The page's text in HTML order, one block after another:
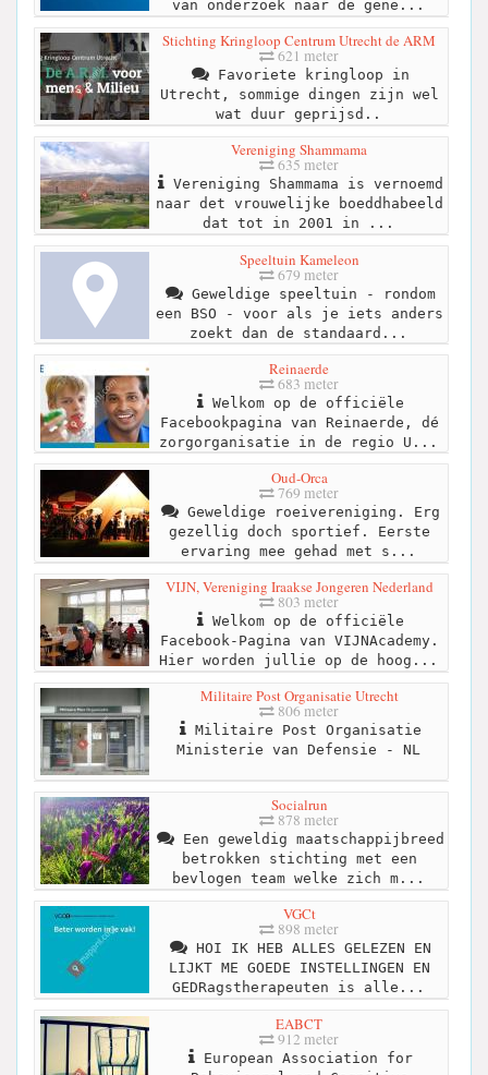
van onderzoek naar de gene...
Stichting Kringloop Centrum Utrecht de ARM
621 meter
Favoriete kringloop in
Utrecht, sommige dingen zijn wel
wat duur geprijsd..
Vereniging Shammama
635 meter
Vereniging Shammama is vernoemd
naar det vrouwelijke boeddhabeeld
dat tot in 2001 in ...
Speeltuin Kameleon
679 meter
Geweldige speeltuin - rondom
een BSO - voor als je iets anders
zoekt dan de standaard...
Reinaerde
683 meter
Welkom op de officiële
Facebookpagina van Reinaerde, dé
zorgorganisatie in de regio U...
Oud-Orca
769 meter
Geweldige roeivereniging. Erg
gezellig doch sportief. Eerste
ervaring mee gehad met s...
VIJN, Vereniging Iraakse Jongeren Nederland
803 meter
Welkom op de officiële
Facebook-Pagina van VIJNAcademy.
Hier worden jullie op de hoog...
Militaire Post Organisatie Utrecht
806 meter
Militaire Post Organisatie
Ministerie van Defensie - NL
Socialrun
878 meter
Een geweldig maatschappijbreed
betrokken stichting met een
bevlogen team welke zich m...
VGCt
898 meter
HOI IK HEB ALLES GELEZEN EN
LIJKT ME GOEDE INSTELLINGEN EN
GEDRagstherapeuten is alle...
EABCT
912 meter
European Association for